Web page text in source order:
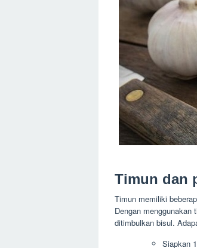
Timun dan
Timun memiliki
Dengan
ditimbulkan bisul.
Siapkan